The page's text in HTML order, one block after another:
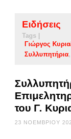
Ειδήσεις
Tags |
Γιώργος
Συλλυπητήρια
του Γ.
23 ΝΟΕΜΒΡΊΟΥ